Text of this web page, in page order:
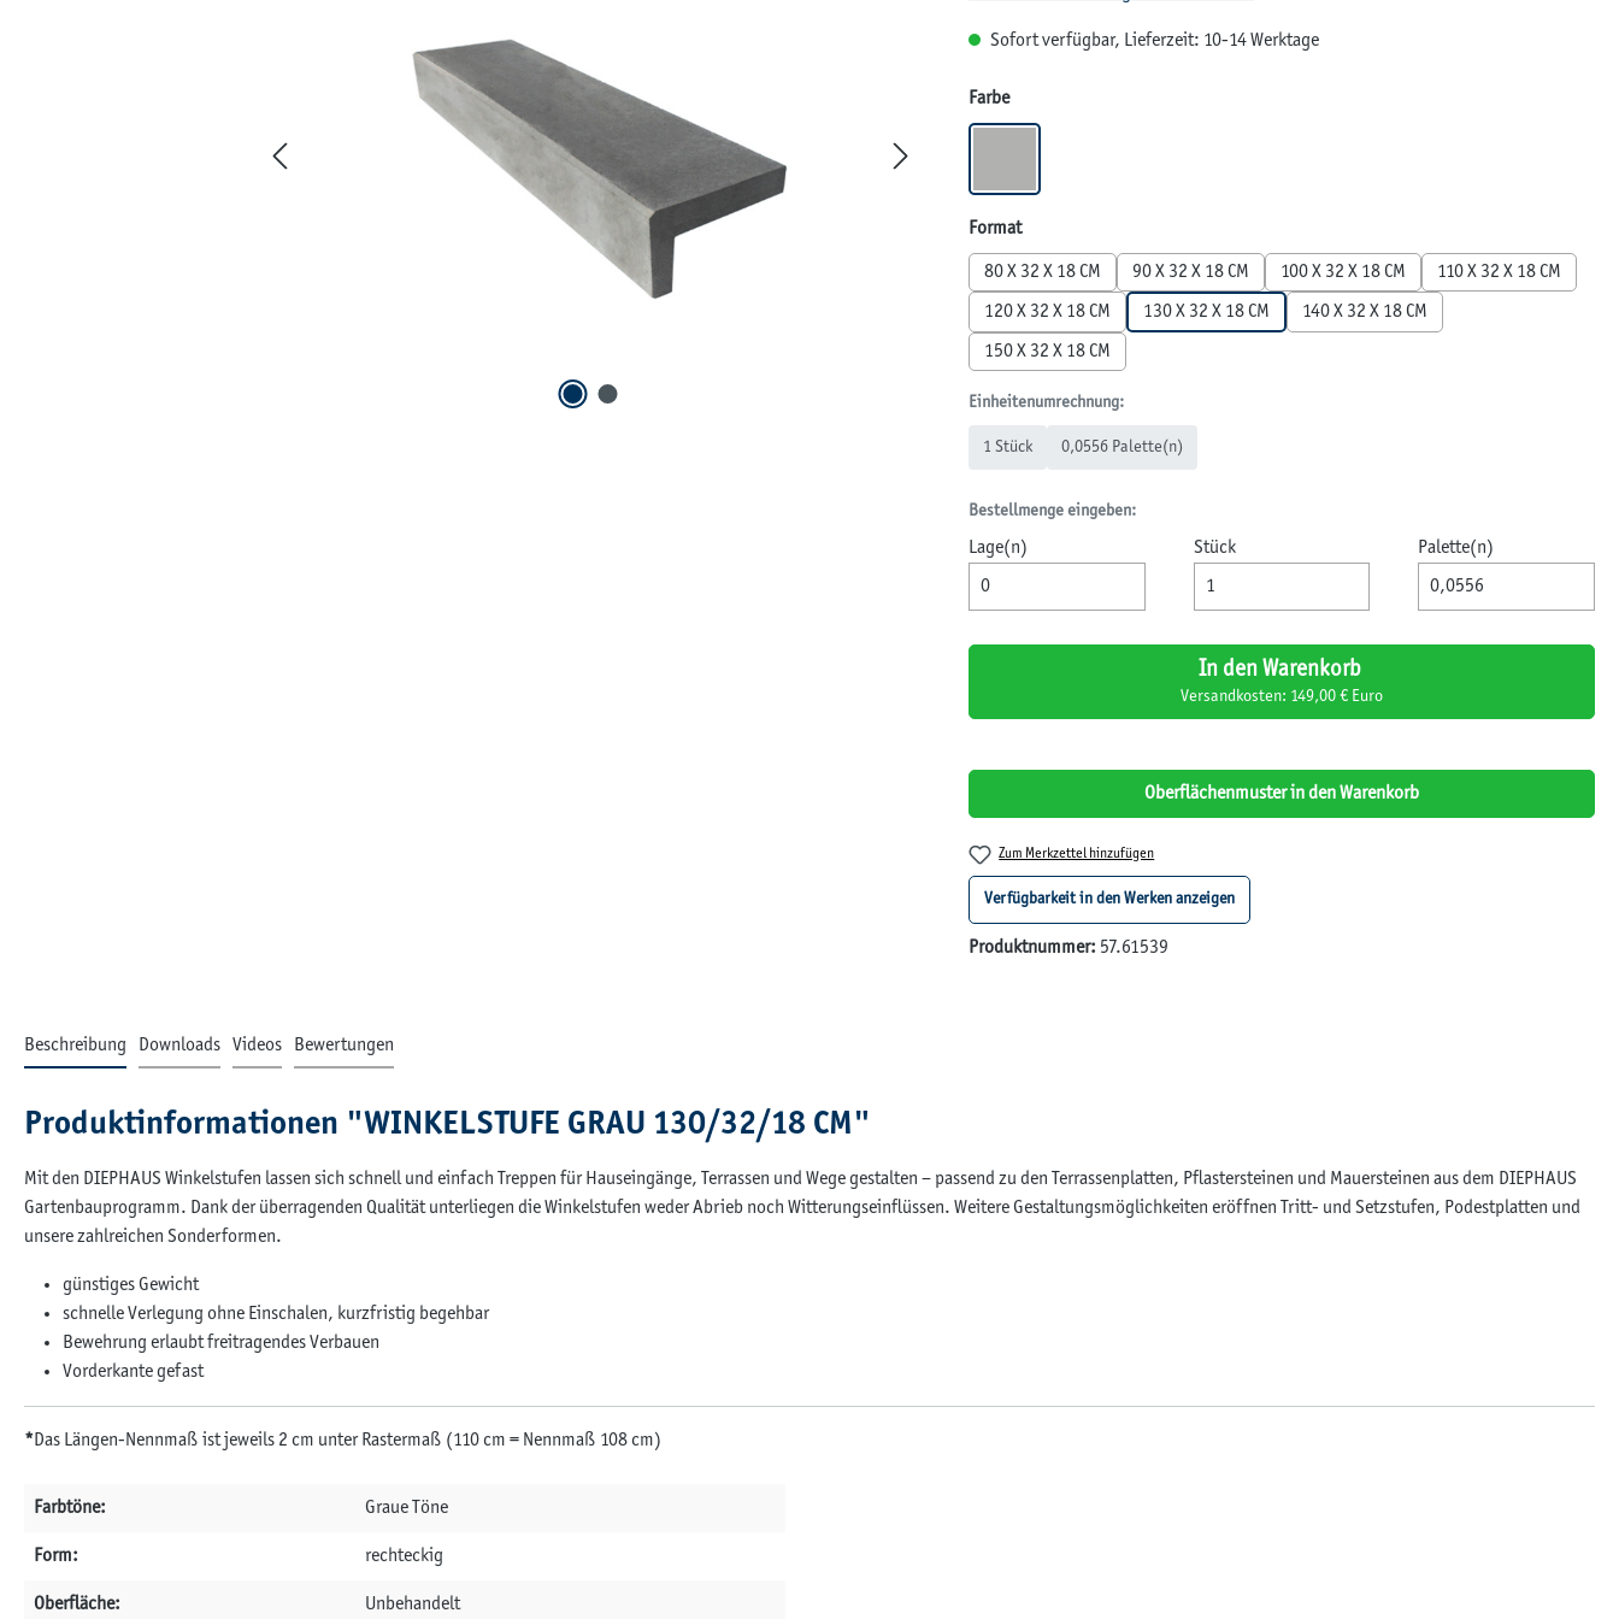
Sofort verfügbar, Lieferzeit: 10-14 Werktage
Farbeauswählen
Formatauswählen
80 X 32 X 18 CM 90 X 32 X 18 CM 100 X 32 X 18 CM 110 X 32 X 18 CM
120 X 32 X 18 CM 130 X 32 X 18 CM 140 X 32 X 18 CM
150 X 32 X 18 CM
Einheitenumrechnung:
1 Stück 0,0556 Palette(n)
Bestellmenge eingeben:
Lage(n) Stück Palette(n)
In den Warenkorb
Versandkosten: 149,00 € Euro
Oberflächenmuster in den Warenkorb
Zum Merkzettel hinzufügen
Verfügbarkeit in den Werken anzeigen
Produktnummer: 57.61539
Beschreibung Downloads Videos Bewertungen
Produktinformationen "WINKELSTUFE GRAU 130/32/18 CM"
Mit den DIEPHAUS Winkelstufen lassen sich schnell und einfach Treppen für Hauseingänge, Terrassen und Wege gestalten – passend zu den Terrassenplatten, Pflastersteinen und Mauersteinen aus dem DIEPHAUS
Gartenbauprogramm. Dank der überragenden Qualität unterliegen die Winkelstufen weder Abrieb noch Witterungseinflüssen. Weitere Gestaltungsmöglichkeiten eröffnen Tritt- und Setzstufen, Podestplatten und
unsere zahlreichen Sonderformen.
günstiges Gewicht
schnelle Verlegung ohne Einschalen, kurzfristig begehbar
Bewehrung erlaubt freitragendes Verbauen
Vorderkante gefast
* Das Längen-Nennmaß ist jeweils 2 cm unter Rastermaß (110 cm = Nennmaß 108 cm)
Farbtöne: Graue Töne
Form: rechteckig
Oberfläche: Unbehandelt